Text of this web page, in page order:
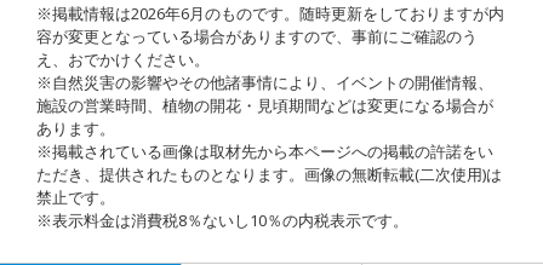
※掲載情報は2026年6月のものです。随時更新をしておりますが内
容が変更となっている場合がありますので、事前にご確認のう
え、おでかけください。
※自然災害の影響やその他諸事情により、イベントの開催情報、
施設の営業時間、植物の開花・見頃期間などは変更になる場合が
あります。
※掲載されている画像は取材先から本ページへの掲載の許諾をい
ただき、提供されたものとなります。画像の無断転載(二次使用)は
禁止です。
※表示料金は消費税8％ないし10％の内税表示です。